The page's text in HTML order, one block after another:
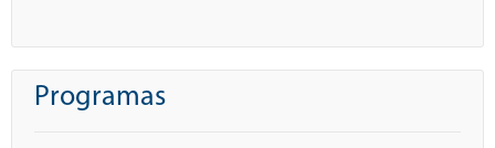
Programas